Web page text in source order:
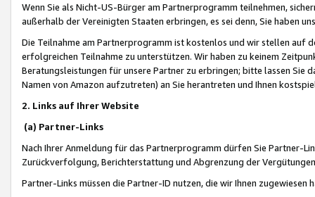
Wenn Sie als Nicht-US-Bürger am Partnerprogramm teilnehmen,
außerhalb der Vereinigten Staaten erbringen, es sei denn, Sie haben
Die Teilnahme am Partnerprogramm ist kostenlos und wir stellen auf
erfolgreichen Teilnahme zu unterstützen. Wir haben zu keinem
Beratungsleistungen für unsere Partner zu erbringen; bitte lassen Sie
Namen von Amazon aufzutreten) an Sie herantreten und Ihnen
2. Links auf Ihrer Website
(a) Partner-Links
Nach Ihrer Anmeldung für das Partnerprogramm dürfen Sie Partner-
Zurückverfolgung, Berichterstattung und Abgrenzung der
Partner-Links müssen die Partner-ID nutzen, die wir Ihnen zugewiesen